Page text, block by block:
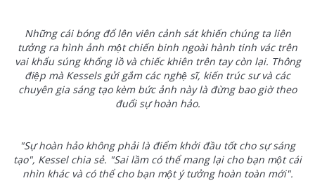
Những cái bóng đổ lên viên cảnh sát khiến chúng ta liên
tưởng ra hình ảnh một chiến binh ngoài hành tinh vác trên
vai khẩu súng khổng lồ và chiếc khiên trên tay còn lại. Thông
điệp mà Kessels gửi gắm các nghệ sĩ, kiến trúc sư và các
chuyên gia sáng tạo kèm bức ảnh này là đừng bao giờ theo
đuổi sự hoàn hảo.
"Sự hoàn hảo không phải là điểm khởi đầu tốt cho sự sáng
tạo", Kessel chia sẻ. "Sai lầm có thể mang lại cho bạn một cái
nhìn khác và có thể cho bạn một ý tưởng hoàn toàn mới".